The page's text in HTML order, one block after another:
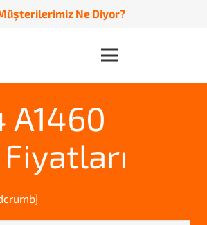
Ne Diyor?
A1460